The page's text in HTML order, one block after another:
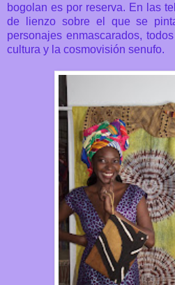
bogolan es por reserva. En las
de lienzo sobre el que se
personajes enmascarados,
cultura y la cosmovisión senufo.